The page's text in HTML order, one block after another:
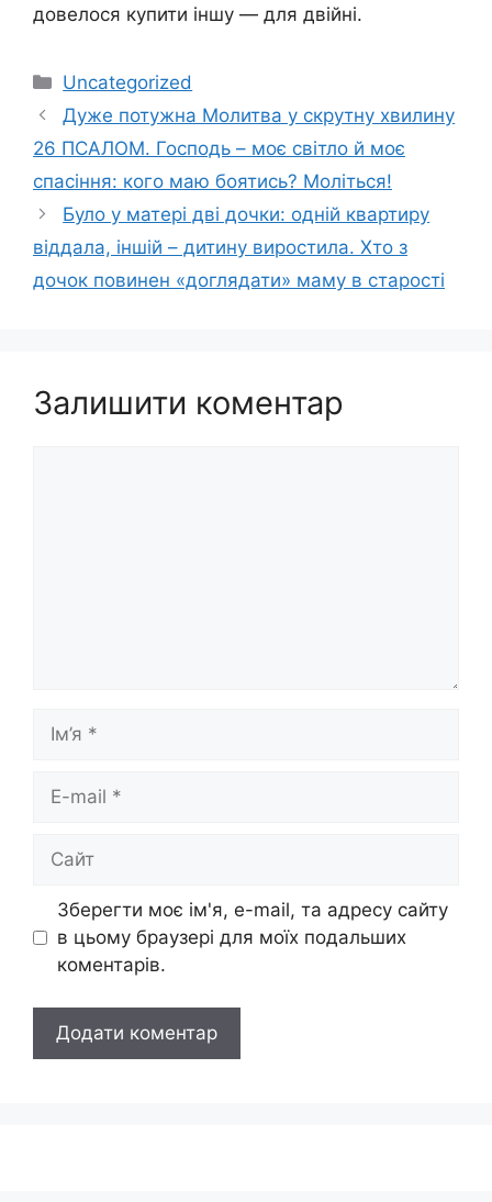
довелося купити іншу — для двійні.
Категорії
Uncategorized
Дуже потужна Молитва у скрутну хвилину
26 ПСАЛОМ. Господь – моє світло й моє
спасіння: кого маю боятись? Моліться!
Було у матері дві дочки: одній квартиру
віддала, іншій – дитину виростила. Хто з
дочок повинен «доглядати» маму в старості
Залишити коментар
Ім’я
Сайт
Зберегти моє ім'я, e-mail, та адресу сайту
в цьому браузері для моїх подальших
коментарів.